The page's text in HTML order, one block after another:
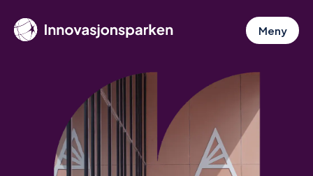
hovedinnhold
Meny